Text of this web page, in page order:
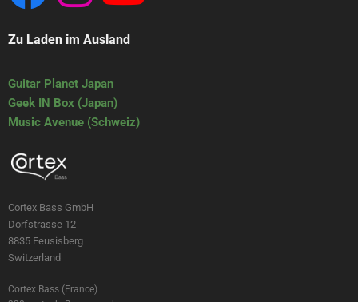
Zu Laden im Ausland
Guitar Planet Japan
Geek IN Box (Japan)
Music Avenue (Schweiz)
Cortex Bass GmbH
Dorfstrasse 12
8835 Feusisberg
Switzerland
Cortex Bass (France)